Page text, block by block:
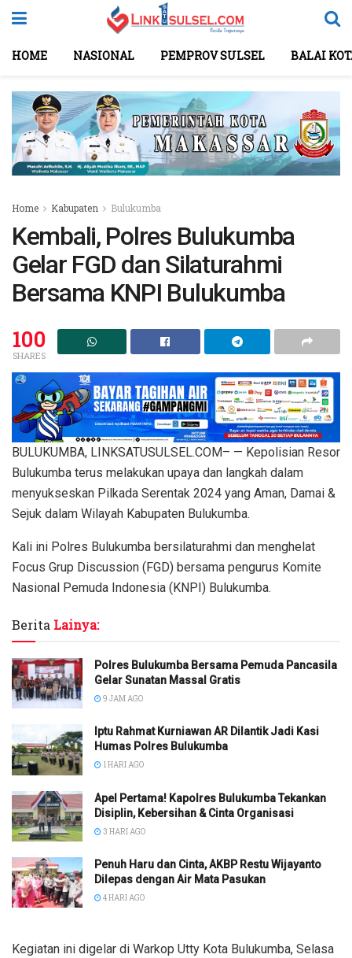
HOME NASIONAL PEMPROV SULSEL BALAI
Home Kabupaten Bulukumba
Kembali, Polres Bulukumba
Gelar FGD dan Silaturahmi
Bersama KNPI Bulukumba
100
SHARES
BULUKUMBA, LINKSATUSULSEL.COM– — Kepolisian Resor
Bulukumba terus melakukan upaya dan langkah dalam
menyukseskan Pilkada Serentak 2024 yang Aman, Damai &
Sejuk dalam Wilayah Kabupaten Bulukumba.
Kali ini Polres Bulukumba bersilaturahmi dan menghelat
Focus Grup Discussion (FGD) bersama pengurus Komite
Nasional Pemuda Indonesia (KNPI) Bulukumba.
Berita Lainya:
Polres Bulukumba Bersama Pemuda Pancasila
Gelar Sunatan Massal Gratis
9 JAM AGO
Iptu Rahmat Kurniawan AR Dilantik Jadi Kasi
Humas Polres Bulukumba
1 HARI AGO
Apel Pertama! Kapolres Bulukumba Tekankan
Disiplin, Kebersihan & Cinta Organisasi
3 HARI AGO
Penuh Haru dan Cinta, AKBP Restu Wijayanto
Dilepas dengan Air Mata Pasukan
4 HARI AGO
Kegiatan ini digelar di Warkop Utty Kota Bulukumba, Selasa